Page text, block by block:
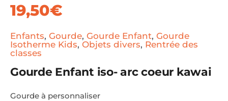
19,50€
Enfants, Gourde, Gourde Enfant, Gourde
Isotherme Kids, Objets divers, Rentrée des
classes
Gourde Enfant iso- arc coeur kawai
Gourde à personnaliser